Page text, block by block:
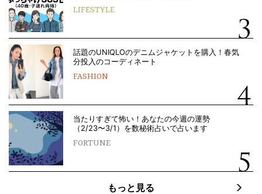
LIFESTYLE
話題のUNIQLOのデニムジャケットを購入！春気
分投入のコーディネート
FASHION
当たりすぎて怖い！あなたの今週の運勢
（2/23〜3/1）を数秘術占いで占います
FORTUNE
もっと見る